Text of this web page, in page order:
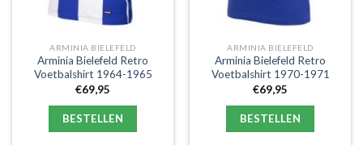
ARMINIA BIELEFELD
Arminia Bielefeld Retro
Voetbalshirt 1964-1965
€69,95
BESTELLEN
ARMINIA BIELEFELD
Arminia Bielefeld Retro
Voetbalshirt 1970-1971
€69,95
BESTELLEN